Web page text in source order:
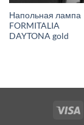
Напольная лампа
FORMITALIA
DAYTONA gold